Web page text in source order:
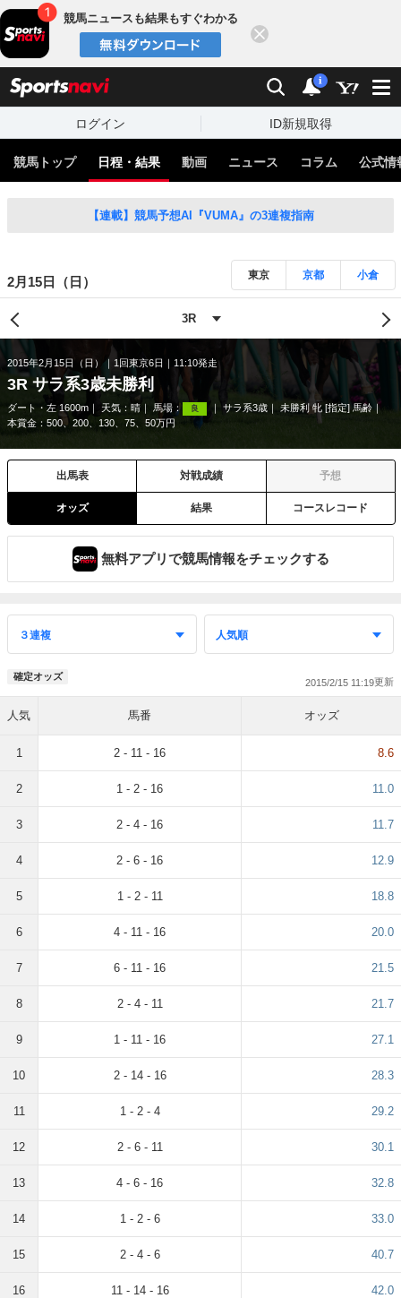
競馬ニュースも結果もすぐわかる
検索 通知
i
ログイン ID新規取得
競馬トップ 日程・結果 動画 ニュース コラム 公式情
【連載】競馬予想AI『VUMA』の3連複指南
2月15日（日） 東京 京都 小倉
2015年2月15日（日） 1回東京6日 11:10発走
3R サラ系3歳未勝利
ダート・左 1600m 天気： 晴 馬場： 良 サラ系3歳
未勝利 牝 [指定] 馬齢
本賞金：500、200、130、75、50万円
出馬表 対戦成績 予想
オッズ 結果 コースレコード
無料アプリで競馬情報をチェックする
確定オッズ
2015/2/15 11:19
人気 馬番 オッズ
1 2 - 11 - 16 8.6
2 1 - 2 - 16 11.0
3 2 - 4 - 16 11.7
4 2 - 6 - 16 12.9
5 1 - 2 - 11 18.8
6 4 - 11 - 16 20.0
7 6 - 11 - 16 21.5
8 2 - 4 - 11 21.7
9 1 - 11 - 16 27.1
10 2 - 14 - 16 28.3
11 1 - 2 - 4 29.2
12 2 - 6 - 11 30.1
13 4 - 6 - 16 32.8
14 1 - 2 - 6 33.0
15 2 - 4 - 6 40.7
16 11 - 14 - 16 42.0